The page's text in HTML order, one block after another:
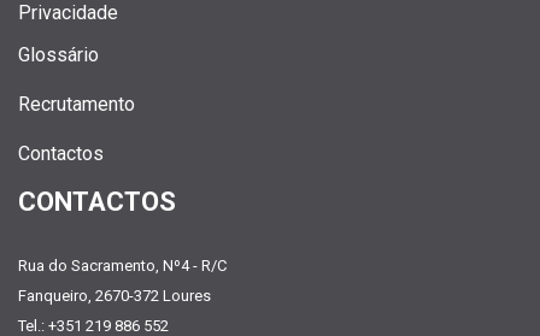
Privacidade
Glossário
Recrutamento
Contactos
CONTACTOS
Rua do Sacramento, Nº4 - R/C
Fanqueiro, 2670-372 Loures
Tel.: +351 219 886 552